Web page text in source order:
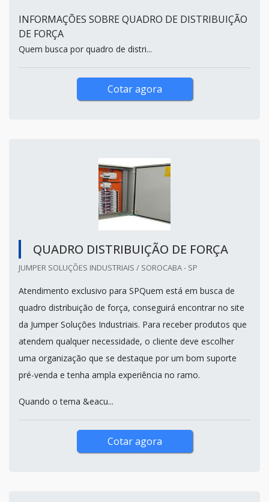
INFORMAÇÕES SOBRE QUADRO DE DISTRIBUIÇÃO
DE FORÇA
Quem busca por quadro de distri...
Cotar agora
QUADRO DISTRIBUIÇÃO DE FORÇA
JUMPER SOLUÇÕES INDUSTRIAIS / SOROCABA - SP
Atendimento exclusivo para SPQuem está em busca de
quadro distribuição de força, conseguirá encontrar no site
da Jumper Soluções Industriais. Para receber produtos que
atendem qualquer necessidade, o cliente deve escolher
uma organização que se destaque por um bom suporte
pré-venda e tenha ampla experiência no ramo.
Quando o tema &eacu...
Cotar agora